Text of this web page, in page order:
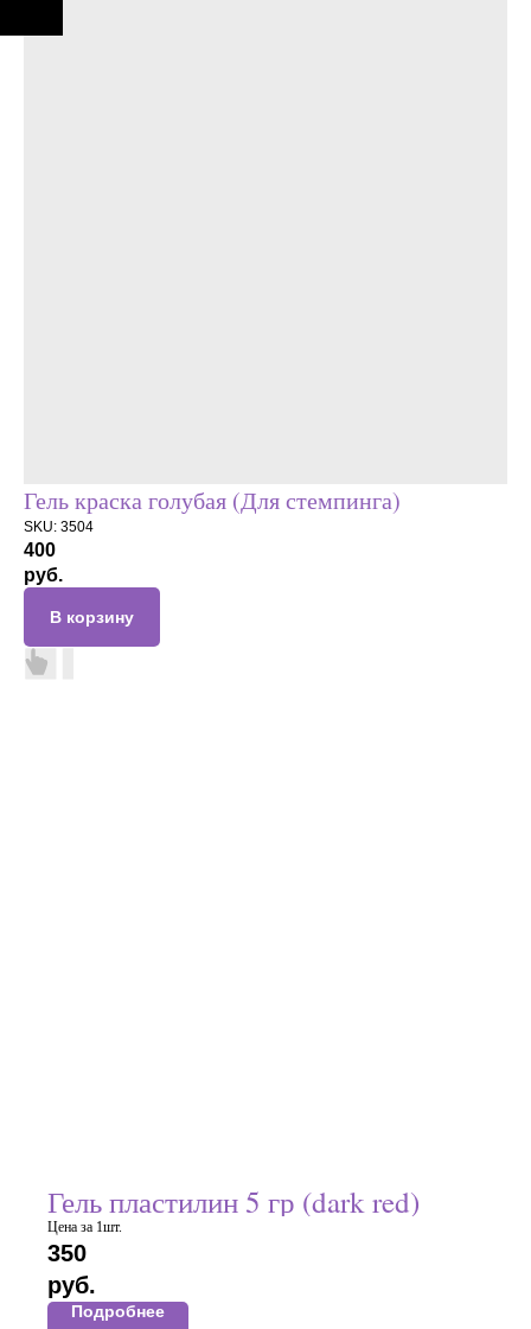
Гель краска голубая (Для стемпинга)
SKU: 3504
400
руб.
В корзину
Гель пластилин 5 гр (dark red)
Цена за 1шт.
350
руб.
Подробнее